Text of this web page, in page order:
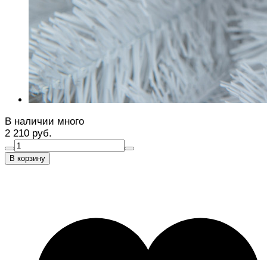
В наличии много
2 210 руб.
В корзину